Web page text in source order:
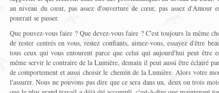
au niveau du cœur, pas assez d'ouverture de cœur, pas assez
pourrait se passer.
Que pouvez-vous faire ? Que devez-vous faire ? C'est toujours la même
de rester centrés en vous, restez confiants, aimez-vous, essayez d'être
tous ceux qui vous entourent parce que celui qui aujourd'hui peut être
même servir le contraire de la Lumière, demain il peut aussi être éclairé
de comportement et aussi choisir le chemin de la Lumière. Alors votre
l'assurer. Nous ne pouvons pas dire que ce sera dans un, deux ou trois